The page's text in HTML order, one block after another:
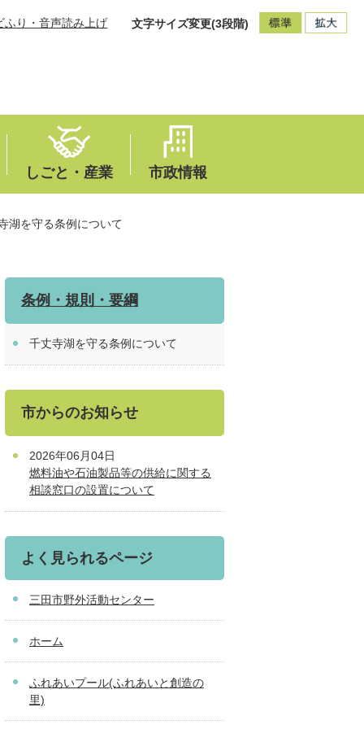
ふり・音声読み上げ 文字サイズ変更(3段階)
しごと・産業 市政情報
湖を守る条例について
条例・規則・要綱
千丈寺湖を守る条例について
市からのお知らせ
2026年06月04日
燃料油や石油製品等の供給に関する
相談窓口の設置について
よく見られるページ
三田市野外活動センター
ホーム
ふれあいプール(ふれあいと創造の
里)